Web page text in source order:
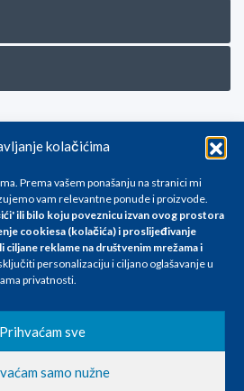
kolačićima
Prema vašem ponašanju na stranici mi
vam relevantne ponude i proizvode.
ili bilo koju poveznicu izvan ovog prostora
cookiesa (kolačića) i proslijeđivanje
ciljane reklame na društvenim mrežama i
personalizaciju i ciljano oglašavanje u
privatnosti.
Prihvaćam sve
samo nužne
u ponudi obratite nam se na
su informativnog karaktera i podložne su
u Eurima i uključuju PDV. Sve
poslovnicama. Trudimo se dati što bolji
ne možemo garantirati da su svi
prilikom štampanja te promjene